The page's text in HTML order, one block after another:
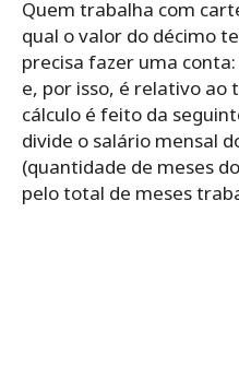
Quem trabalha com
qual o valor do décimo
precisa fazer uma
e, por isso, é relativo ao
cálculo é feito da
divide o salário mensal
(quantidade de meses
pelo total de meses